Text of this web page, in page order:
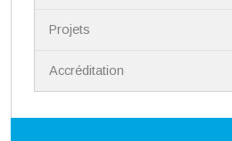
Projets
Accréditation